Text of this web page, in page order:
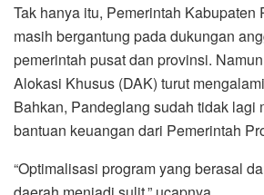
Tak hanya itu, Pemerintah Kabupaten
masih bergantung pada dukungan
pemerintah pusat dan provinsi.
Alokasi Khusus (DAK) turut
Bahkan, Pandeglang sudah tidak lagi
bantuan keuangan dari Pemerintah
“Optimalisasi program yang berasal